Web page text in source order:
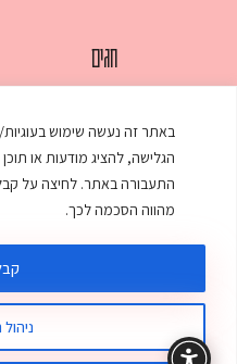
באתר זה נעשה שימוש
הגלישה, להציג מודעות או
התעבורה באתר. לחיצה על
מהווה הסכמה לכך.
חגים
מאפים
ממולאים
מרקים
© כל הזכויות שמורות לענת